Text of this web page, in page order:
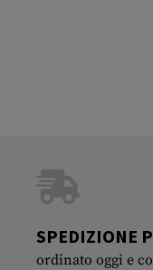
SPEDIZIONE
ordinato oggi e